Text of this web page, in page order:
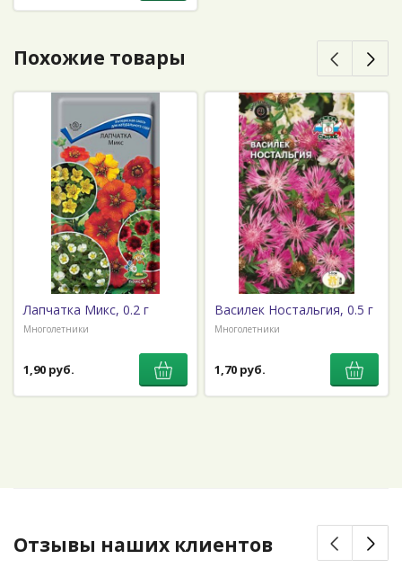
Похожие товары
Лапчатка Микс, 0.2 г
Многолетники
1,90 руб.
Василек Ностальгия, 0.5 г
Многолетники
1,70 руб.
Отзывы наших клиентов